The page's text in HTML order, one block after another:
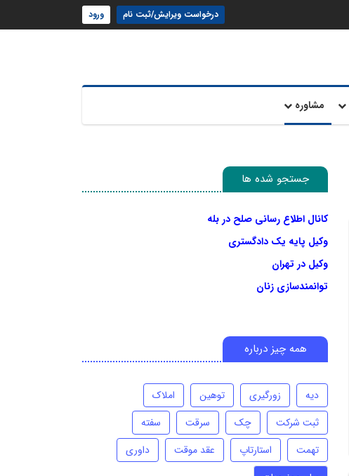
درخواست ویرایش/ثبت نام ورود
مشاوره
جستجو شده ها
کانال اطلاع رسانی صلح در بله
وکیل پایه یک دادگستری
وکیل در تهران
توانمندسازی زنان
همه چیز درباره
دیه زورگیری توهین
املاک
ثبت شرکت
چک سرقت
سفته
تهمت
استارتاپ عقد موقت
داوری